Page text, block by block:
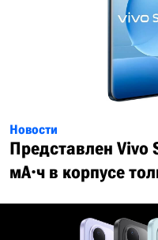
Новости
Представлен Vivo
мА·ч в корпусе